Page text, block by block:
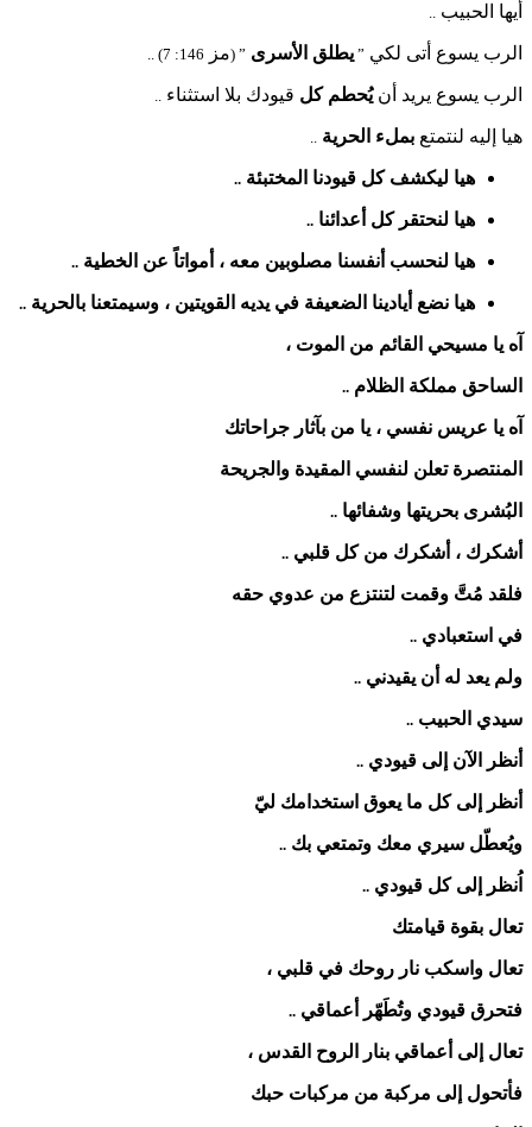
أيها الحبيب ..
الرب يسوع أتى لكي ” يطلق الأسرى ” (مز 146: 7) ..
الرب يسوع يريد أنيُحطم كل قيودك بلا استثناء ..
هيا إليه لنتمتع بملء الحرية ..
هيا ليكشف كل قيودنا المختبئة ..
هيا لنحتقر كل أعدائنا ..
هيا لنحسب أنفسنا مصلوبين معه ، أمواتاً عن الخطية ..
هيا نضع أيادينا الضعيفة في يديه القويتين ، وسيمتعنا بالحرية ..
آه يا مسيحي القائم من الموت ،
الساحق مملكة الظلام ..
آه يا عريس نفسي ، يا من بآثار جراحاتك
المنتصرة تعلن لنفسي المقيدة والجريحة
البُشرى بحريتها وشفائها ..
أشكرك ، أشكرك من كل قلبي ..
فلقد مُتَّ وقمت لتنتزع من عدوي حقه
في استعبادي ..
ولم يعد له أن يقيدني ..
سيدي الحبيب ..
أنظر الآن إلى قيودي ..
أنظر إلى كل ما يعوق استخدامك ليّ
ويُعطّل سيري معك وتمتعي بك ..
اُنظر إلى كل قيودي ..
تعال بقوة قيامتك
تعال واسكب نار روحك في قلبي ،
فتحرق قيودي وتُطَهّر أعماقي ..
تعال إلى أعماقي بنار الروح القدس ،
فأتحول إلى مركبة من مركبات حبك